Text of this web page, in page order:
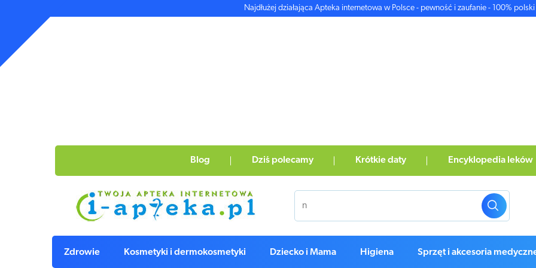
Najdłużej działająca Apteka internetowa w Polsce - pewność i zaufanie - 100% polski
Blog Dziś polecamy Krótkie daty Encyklopedia leków
Zdrowie Kosmetyki i dermokosmetyki Dziecko i Mama Higiena Sprzęt i akcesoria